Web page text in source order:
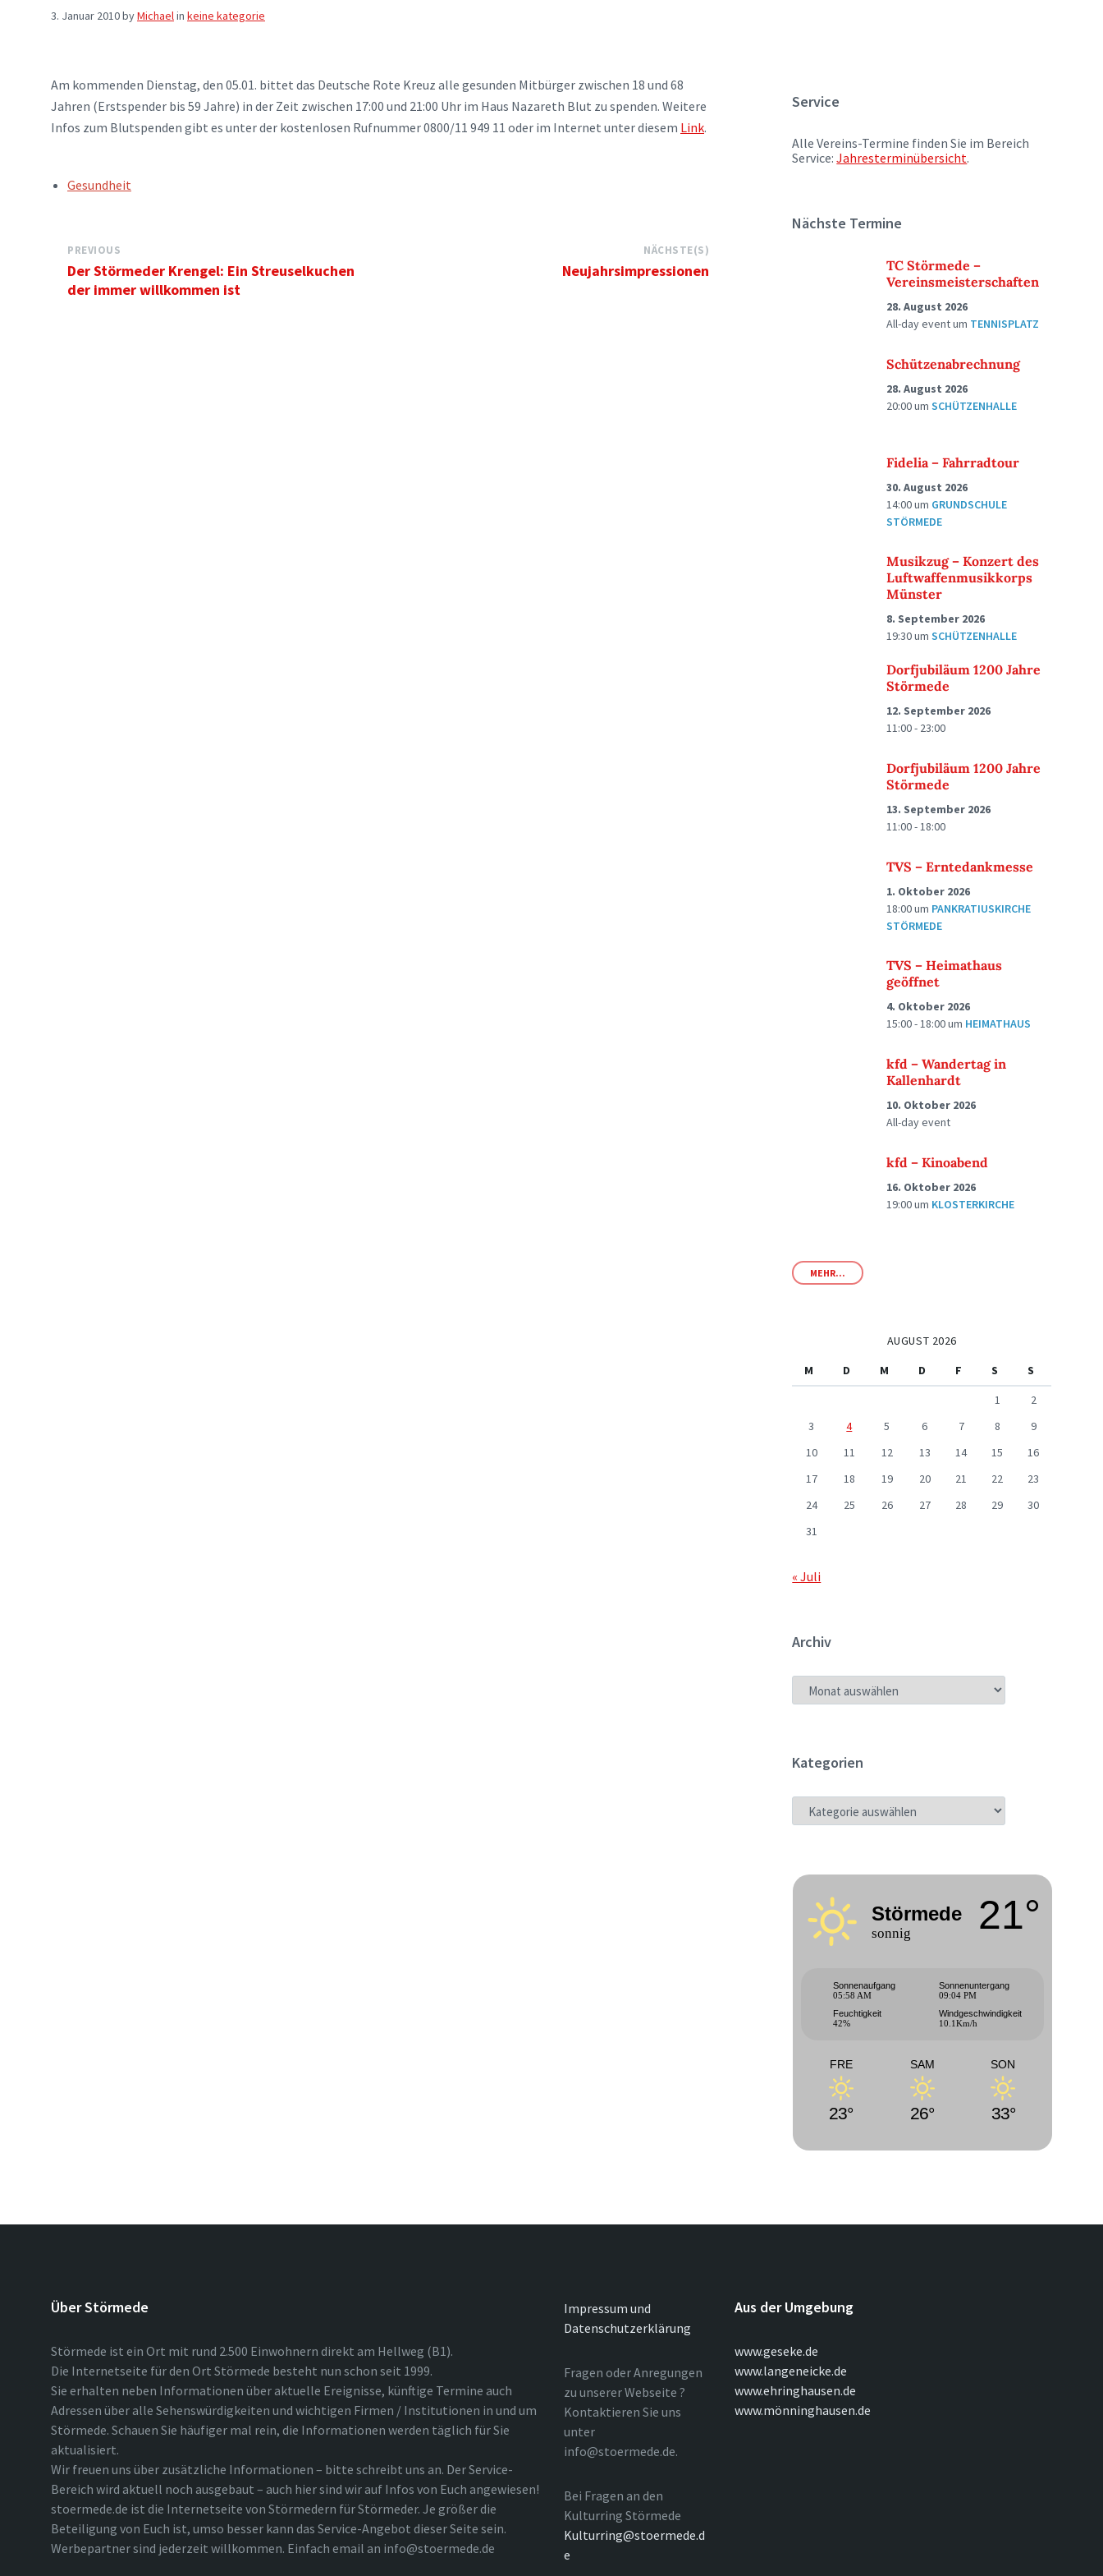
3. Januar 2010byMichaelin keine kategorie
Am kommenden Dienstag, den 05.01. bittet das Deutsche Rote Kreuz alle gesunden Mitbürger zwischen 18 und 68
Jahren (Erstspender bis 59 Jahre) in der Zeit zwischen 17:00 und 21:00 Uhr im Haus Nazareth Blut zu spenden. Weitere
Infos zum Blutspenden gibt es unter der kostenlosen Rufnummer 0800/11 949 11 oder im Internet unter diesem Link.
TAGS:Gesundheit
PREVIOUS
Der Störmeder Krengel: Ein Streuselkuchen
der immer willkommen ist
NÄCHSTE(S)
Neujahrsimpressionen
Service
Alle Vereins-Termine finden Sie im Bereich
Service:Jahresterminübersicht.
Nächste Termine
TC Störmede –
Vereinsmeisterschaften
28. August 2026
All-day eventum TENNISPLATZ
Schützenabrechnung
28. August 2026
20:00umSCHÜTZENHALLE
Fidelia – Fahrradtour
30. August 2026
14:00um GRUNDSCHULE
STÖRMEDE
Musikzug – Konzert des
Luftwaffenmusikkorps
Münster
8. September 2026
19:30umSCHÜTZENHALLE
Dorfjubiläum 1200 Jahre
Störmede
12. September 2026
11:00 - 23:00
Dorfjubiläum 1200 Jahre
Störmede
13. September 2026
11:00 - 18:00
TVS – Erntedankmesse
1. Oktober 2026
18:00um PANKRATIUSKIRCHE
STÖRMEDE
TVS – Heimathaus
geöffnet
4. Oktober 2026
15:00 - 18:00um HEIMATHAUS
kfd – Wandertag in
Kallenhardt
10. Oktober 2026
All-day event
kfd – Kinoabend
16. Oktober 2026
19:00um KLOSTERKIRCHE
MEHR...
AUGUST 2026
M
D M D F S
S
1
2
3
4 5 6 7 8
9
10
11 12 13 14 15
16
17
18 19 20 21 22
23
24
25 26 27 28 29
30
31
« Juli
Archiv
ARCHIV
Kategorien
KATEGORIEN
Störmede
sonnig 21°
Sonnenaufgang
05:58 AM
Sonnenuntergang
09:04 PM
Feuchtigkeit
42%
Windgeschwindigkeit
10.1Km/h
FRE
23°
SAM
26°
SON
33°
Über Störmede
Störmede ist ein Ort mit rund 2.500 Einwohnern direkt am Hellweg (B1).
Die Internetseite für den Ort Störmede besteht nun schon seit 1999.
Sie erhalten neben Informationen über aktuelle Ereignisse, künftige Termine auch
Adressen über alle Sehenswürdigkeiten und wichtigen Firmen / Institutionen in und um
Störmede. Schauen Sie häufiger mal rein, die Informationen werden täglich für Sie
aktualisiert.
Wir freuen uns über zusätzliche Informationen – bitte schreibt uns an. Der Service-
Bereich wird aktuell noch ausgebaut – auch hier sind wir auf Infos von Euch angewiesen!
stoermede.de ist die Internetseite von Störmedern für Störmeder. Je größer die
Beteiligung von Euch ist, umso besser kann das Service-Angebot dieser Seite sein.
Werbepartner sind jederzeit willkommen. Einfach email an info@stoermede.de
Impressum und
Datenschutzerklärung
Fragen oder Anregungen
zu unserer Webseite ?
Kontaktieren Sie uns
unter
info@stoermede.de.
Bei Fragen an den
Kulturring Störmede
Kulturring@stoermede.d
e
Aus der Umgebung
www.geseke.de
www.langeneicke.de
www.ehringhausen.de
www.mönninghausen.de